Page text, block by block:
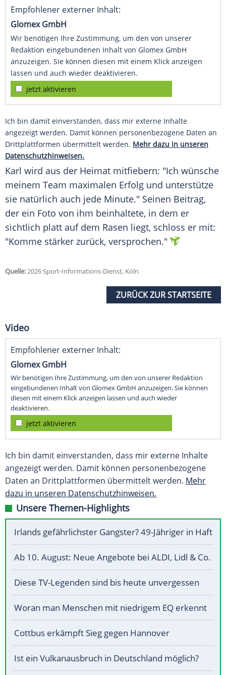
Empfohlener externer Inhalt:
Glomex GmbH
Wir benötigen Ihre Zustimmung, um den von unserer
Redaktion eingebundenen Inhalt von Glomex GmbH
anzuzeigen. Sie können diesen mit einem Klick anzeigen
lassen und auch wieder deaktivieren.
jetzt aktivieren
Ich bin damit einverstanden, dass mir externe Inhalte
angezeigt werden. Damit können personenbezogene Daten an
Drittplattformen übermittelt werden. Mehr dazu in unseren
Datenschutzhinweisen.
Karl wird aus der Heimat mitfiebern: "Ich wünsche
meinem Team maximalen Erfolg und unterstütze
sie natürlich auch jede Minute." Seinen Beitrag,
der ein Foto von ihm beinhaltete, in dem er
sichtlich platt auf dem Rasen liegt, schloss er mit:
"Komme stärker zurück, versprochen."
Quelle:2026 Sport-Informations-Dienst, Köln
ZURÜCK ZUR STARTSEITE
Video
Empfohlener externer Inhalt:
Glomex GmbH
Wir benötigen Ihre Zustimmung, um den von unserer Redaktion
eingebundenen Inhalt von Glomex GmbH anzuzeigen. Sie können
diesen mit einem Klick anzeigen lassen und auch wieder
deaktivieren.
jetzt aktivieren
Ich bin damit einverstanden, dass mir externe Inhalte
angezeigt werden. Damit können personenbezogene
Daten an Drittplattformen übermittelt werden. Mehr
dazu in unseren Datenschutzhinweisen.
Unsere Themen-Highlights
Irlands gefährlichster Gangster? 49-Jähriger in Haft
Ab 10. August: Neue Angebote bei ALDI, Lidl & Co.
Diese TV-Legenden sind bis heute unvergessen
Woran man Menschen mit niedrigem EQ erkennt
Cottbus erkämpft Sieg gegen Hannover
Ist ein Vulkanausbruch in Deutschland möglich?